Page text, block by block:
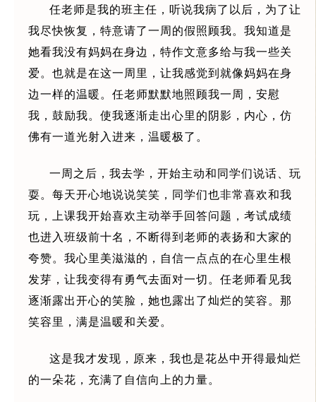
任老师是我的班主任，听说我病了以后，为了让
我尽快恢复，特意请了一周的假照顾我。我知道是
她看我没有妈妈在身边，特作文意多给与我一些关
爱。也就是在这一周里，让我感觉到就像妈妈在身
边一样的温暖。任老师默默地照顾我一周，安慰
我，鼓励我。使我逐渐走出心里的阴影，内心，仿
佛有一道光射入进来，温暖极了。
一周之后，我去学，开始主动和同学们说话、玩
耍。每天开心地说说笑笑，同学们也非常喜欢和我
玩，上课我开始喜欢主动举手回答问题，考试成绩
也进入班级前十名，不断得到老师的表扬和大家的
夸赞。我心里美滋滋的，自信一点点的在心里生根
发芽，让我变得有勇气去面对一切。任老师看见我
逐渐露出开心的笑脸，她也露出了灿烂的笑容。那
笑容里，满是温暖和关爱。
这是我才发现，原来，我也是花丛中开得最灿烂
的一朵花，充满了自信向上的力量。